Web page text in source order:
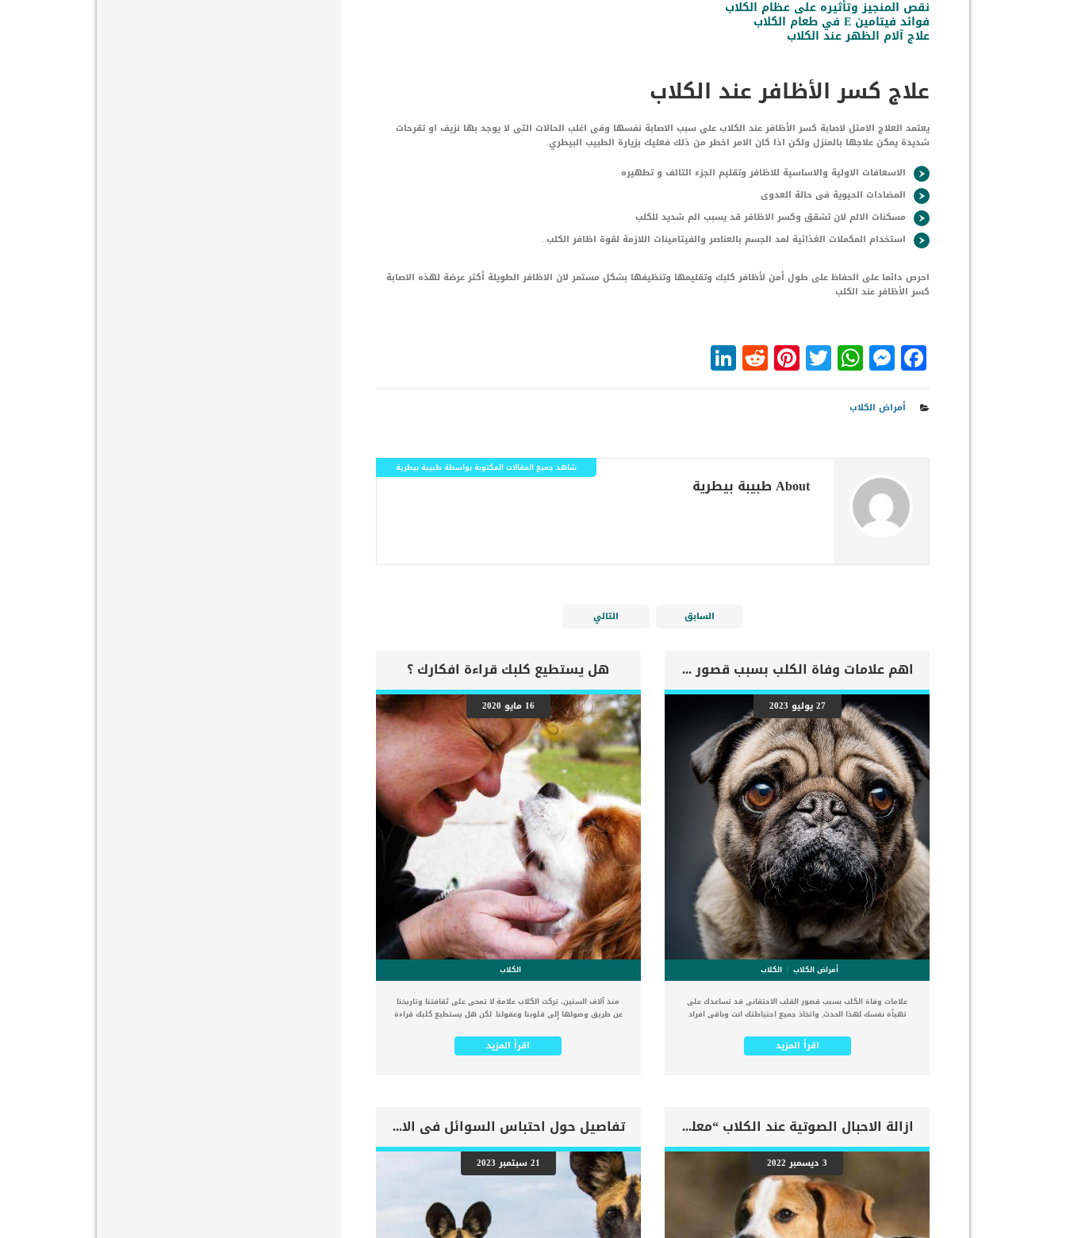
نقص المنجيز وتأثيره على عظام الكلاب
فوائد فيتامين E في طعام الكلاب
علاج آلام الظهر عند الكلاب
علاج كسر الأظافر عند الكلاب
يعتمد العلاج الامثل لاصابة كسر الأظافر عند الكلاب على سبب الاصابة نفسها وفى اغلب الحالات التى لا يوجد بها نزيف او تقرحات
شديدة يمكن علاجها بالمنزل ولكن اذا كان الامر اخطر من ذلك فعليك بزيارة الطبيب البيطري.
الاسعافات الاولية والاساسية للاظافر وتقليم الجزء التالف و تطهيره
المضادات الحيوية فى حالة العدوى
مسكنات الالم لان تشقق وكسر الاظافر قد يسبب الم شديد للكلب
استخدام المكملات الغذائية لمد الجسم بالعناصر والفيتامينات اللازمة لقوة اظافر الكلب..
احرص دائما على الحفاظ على طول أمن لأظافر كلبك وتقليمها وتنظيفها بشكل مستمر لان الاظافر الطويلة أكثر عرضة لهذه الاصابة
كسر الأظافر عند الكلب.
Facebook
Messenger
WhatsApp
Twitter
Pinterest
Reddit
أمراض الكلاب
About طبيبة بيطرية
شاهد جميع المقالات المكتوبة بواسطة طبيبة بيطرية
السابق التالي
اهم علامات وفاة الكلب بسبب قصور القلب الاحتقانى
27 يوليو 2023
أمراض الكلاب الكلاب
علامات وفاة الكلب بسبب قصور القلب الاحتقانى قد تساعدك على
تهيأة نفسك لهذا الحدث, واتخاذ جميع احتياطتك انت وباقى افراد
التى يمكن ان يتعرض لها جميع الكائنات الحية بما فى ذلك الكلاب
والقطط. كما ان القلب يعتبر عضوا رئيسيا فى جسم الكلاب, واى
تضخم القلب عند الكلاب فى هذا المقال سنطلعك على بعض العلامات
المسنين أو قد تفكر في القتل الرحيم. يمكننا اختصار هذه العلامات
على شكل مجموعة من المراحل التى يتدرجها الكلب الى ان يصل الى
النهاية. اهم علامات وفاة الكلاب بسبب قصور القلب الاحتقانى كما
ذكرنا ستكون هذه العلامات عبارة عن مراحل متدرجة الى المرحلة
الاخيرة وهى الوفاة. _المرحلة الاولى, تظهر ان الكلب معرض لخطر
الإصابة بسرطان القلب ، ولكن ليس لديه أعراض ولا تغييرات في
القلب. _المرحلة الثانية,يعاني الكلب […]
اقرأ المزيد
هل يستطيع كلبك قراءة افكارك ؟
16 مايو 2020
الكلاب
منذ آلاف السنين، تركت الكلاب علامة لا تمحى على ثقافتنا وتاريخنا
عن طريق وصولها إلى قلوبنا وعقولنا. لكن هل يستطيع كلبك قراءة
الأسرة. يبدو أنهم يريدون أن يريحونا عندما نكون حزينين، ويحموننا
عندما نكون خائفين، ويلعبون معنا عندما نكون سعداء. ويقضون بقية
الاستئناس حدث قبل 15،000 أو 20،000 أو أكثر من 30،000 عام. كانت
إلى السلالات الحالية من خلال الاستئناس وتربية هادفة. لقد اكتُشفت
عظام كلاب (دون البقايا التي تخص الذئاب بشكل واضح) في جميع
أنحاء آسيا وأوروبا، مما يشير إلى أن العيش مع الكلاب جنبًا إلى جنب
كان منتشرًا في جميع أنحاء العالم. ومن الواضح أن هذا الاستئناس
كان مفيدا للكلاب والبشرية. وقد شاركت الكلاب، بصفتها حيوانات
تعيش في قطيع، في نظام هرمي اجتماعي منذ البداية، مما أتاح لها
التكيف بشكل جيد مع المجتمع البشري. […]
اقرأ المزيد
ازالة الاحبال الصوتية عند الكلاب “معلومات ستدهشك”
3 ديسمبر 2022
تفاصيل حول احتباس السوائل فى الانسجة عند الكلاب
21 سبتمبر 2023